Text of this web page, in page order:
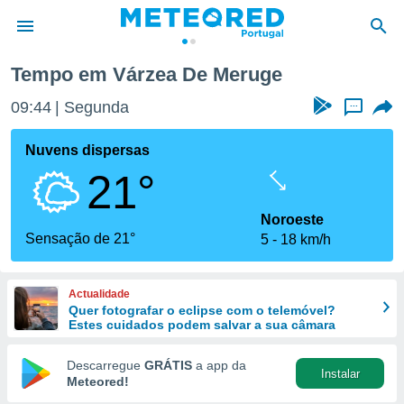
da
foi
fornecidas
a este
das
e
forma
digital
Tempo em Várzea De Meruge
09:44 Segunda ...
Nuvens dispersas
21°
Sensação de 21°
Noroeste
5
18 km/h
Actualidade
Quer fotografar o eclipse com o telemóvel?
Estes cuidados podem salvar a sua câmara
Descarregue GRÁTIS a app da
Meteored!
Instalar